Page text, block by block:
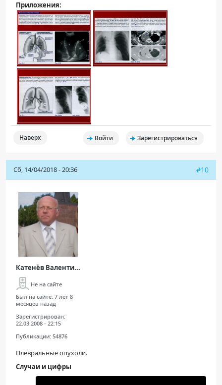
Приложения:
Наверх Войти Зарегистрироваться
Сб, 14/04/2018 - 20:36 #10
Катенёв Валенти...
Не на сайте
Был на сайте: 7 лет 8
месяцев назад
Зарегистрирован:
22.03.2008 - 22:15
Публикации: 54876
Плевральные опухоли.
Случаи и цифры